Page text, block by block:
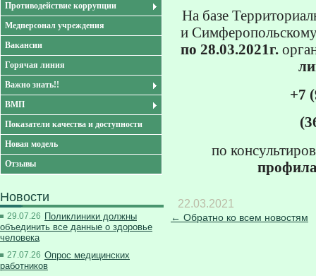
Противодействие коррупции
Медперсонал учреждения
Вакансии
Горячая линия
Важно знать!!
ВМП
Показатели качества и доступности
Новая модель
Отзывы
Новости
29.07.26 Поликлиники должны
объединить все данные о здоровье
человека
27.07.26 Опрос медицинских
работников
На базе
и
по 28.03.2021г.
+7
по
22.03.2021
← Обратно ко всем новостям